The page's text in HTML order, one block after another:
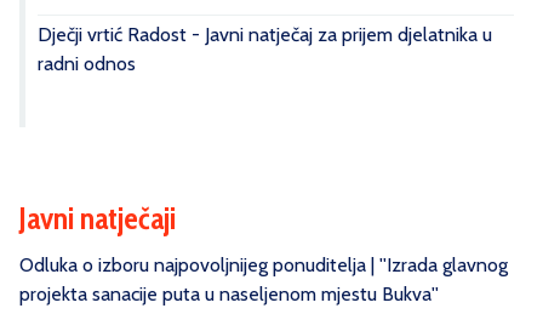
Dječji vrtić Radost - Javni natječaj za prijem djelatnika u
radni odnos
Javni natječaji
Odluka o izboru najpovoljnijeg ponuditelja | ''Izrada glavnog
projekta sanacije puta u naseljenom mjestu Bukva''